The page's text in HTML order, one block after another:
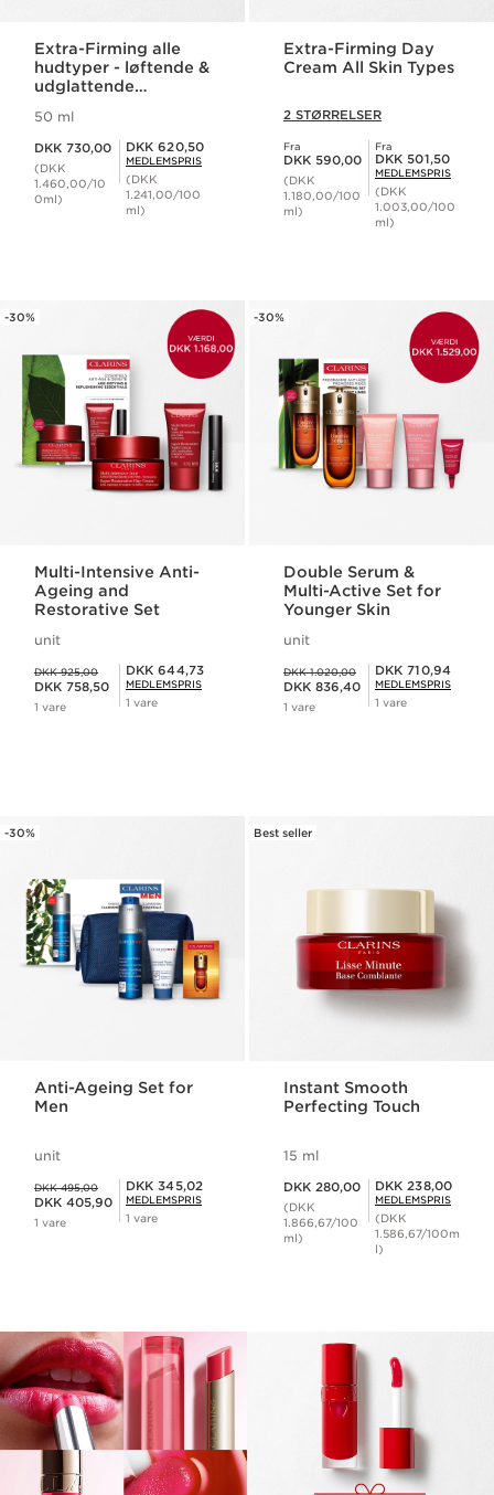
Extra-Firming alle
hudtyper - løftende &
udglattende
50 ml
DKK 730,00
(DKK
1.460,00/10
0ml)
Medlemspris DKK 620,50
DKK 620,50
MEDLEMSPRIS
(DKK
1.241,00/100
ml)
Extra-Firming Day
Cream All Skin Types
2 STØRRELSER
Fra
Nuværende pris DKK 590,00
DKK 590,00
(DKK
1.180,00/100
ml)
Fra
Medlemspris DKK 501,50
DKK 501,50
MEDLEMSPRIS
(DKK
1.003,00/100
ml)
-30%
Multi-Intensive Anti-
Ageing and
Restorative Set
unit
DKK 925,00
Nuværende pris DKK 758,50
DKK 758,50
1 vare
Medlemspris DKK 644,73
DKK 644,73
MEDLEMSPRIS
1 vare
-30%
Double Serum &
Multi-Active Set for
Younger Skin
unit
DKK 1.020,00
Nuværende pris DKK 836,40
DKK 836,40
1 vare
Medlemspris DKK 710,94
DKK 710,94
MEDLEMSPRIS
1 vare
-30%
Anti-Ageing Set for
Men
unit
DKK 495,00
Nuværende pris DKK 405,90
DKK 405,90
1 vare
Medlemspris DKK 345,02
DKK 345,02
MEDLEMSPRIS
1 vare
Best seller
Instant Smooth
Perfecting Touch
15 ml
DKK 280,00
(DKK
1.866,67/100
ml)
Medlemspris DKK 238,00
DKK 238,00
MEDLEMSPRIS
(DKK
1.586,67/100m
l)